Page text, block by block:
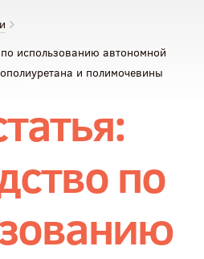
использованию автономной
и полимочевины
по